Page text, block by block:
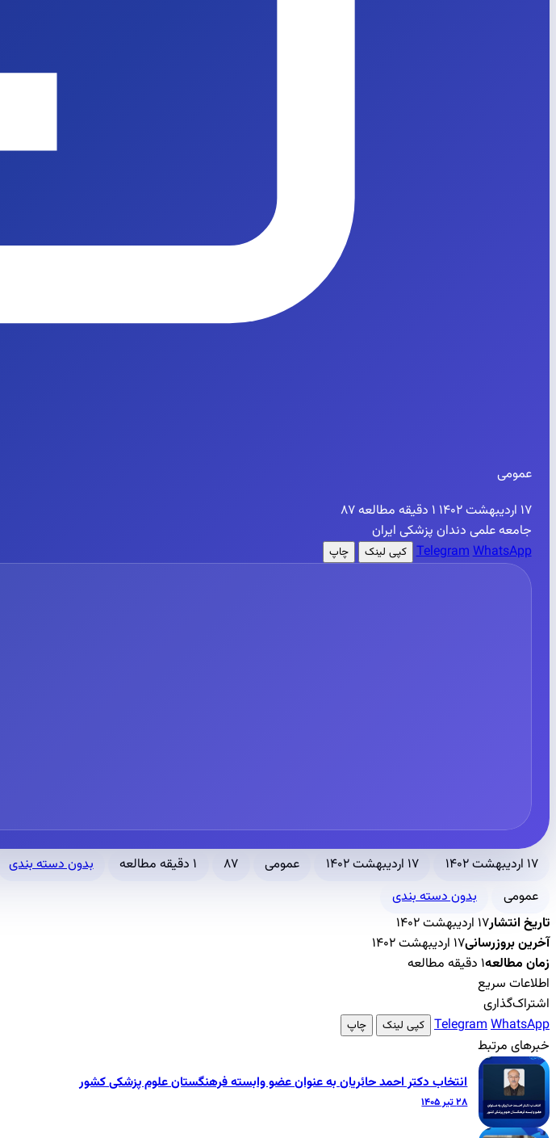
عمومی
۱۷ اردیبهشت ۱۴۰۲
۱ دقیقه مطالعه
۸۷
جامعه علمی دندان پزشکی ایران
TelegramWhatsApp کپی لینک چاپ
۱۷ اردیبهشت ۱۴۰۲ ۱۷ اردیبهشت ۱۴۰۲ عمومی ۸۷ ۱ دقیقه مطالعه
بدون دسته بندی
عمومی
بدون دسته بندی
تاریخ انتشار۱۷ اردیبهشت ۱۴۰۲
آخرین بروزرسانی۱۷ اردیبهشت ۱۴۰۲
زمان مطالعه۱ دقیقه مطالعه
اطلاعات سریع
اشتراک‌گذاری
TelegramWhatsApp کپی لینک چاپ
خبرهای مرتبط
انتخاب دکتر احمد حائریان به عنوان عضو وابسته فرهنگستان علوم پزشکی کشور
۲۸ تیر ۱۴۰۵